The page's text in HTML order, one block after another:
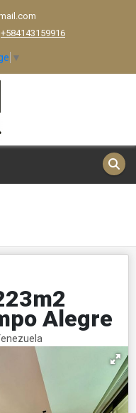
+584143159916
▼
Alegre